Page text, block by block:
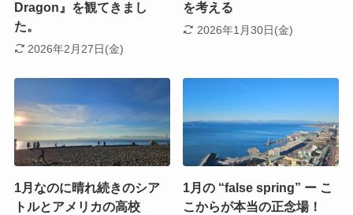
Dragon』を観てきまし
た。
2026年2月27日(金)
を考える
2026年1月30日(金)
1月なのに晴れ続きのシア
トルとアメリカの高校
1月の “false spring” ー こ
こからが本当の正念場！